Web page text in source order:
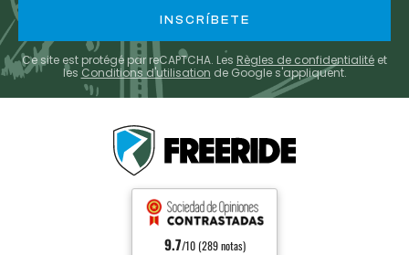
Ce site est protégé par reCAPTCHA. Les Règles de confidentialité et
les Conditions d'utilisation de Google s'appliquent.
9.7/10 (289 notas)